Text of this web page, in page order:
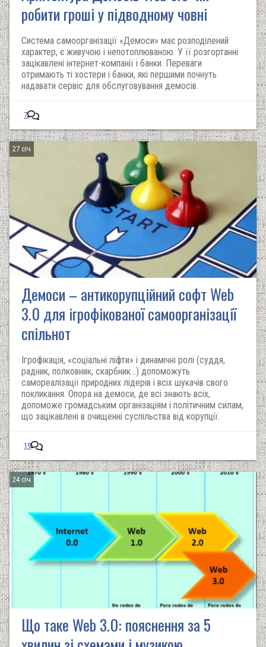
робити гроші у підводному човні
Система самоорганізації «Демоси» має розподілений
характер, є живучою і непотоплюваною. У її розгортанні
зацікавлені інтернет-компанії і банки. Переваги
отримають ті хостери і банки, які першими почнуть
надавати сервіс для обслуговування демосів.
7
27 січ
Демоси – антикорупційний софт Web
3.0 для ігрофікованої самоорганізації
спільнот
Ігрофікація, «соціальні ліфти» і динамічні ролі (суддя,
радник, полковник, скарбник…) допоможуть
самореалізації природних лідерів і всіх шукачів свого
покликання. Опора на демоси, де всі знають всіх,
допоможе громадським організаціям і політичним силам,
що зацікавлені в очищенні суспільства від корупції.
19
24 січ
Що таке Web 3.0: пояснення за 5